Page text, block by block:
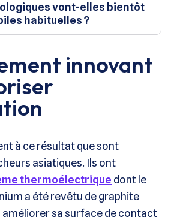
vont-elles bientôt
habituelles ?
innovant
à ce résultat que sont
asiatiques. Ils ont
thermoélectrique dont le
a été revêtu de graphite
améliorer sa surface de contact